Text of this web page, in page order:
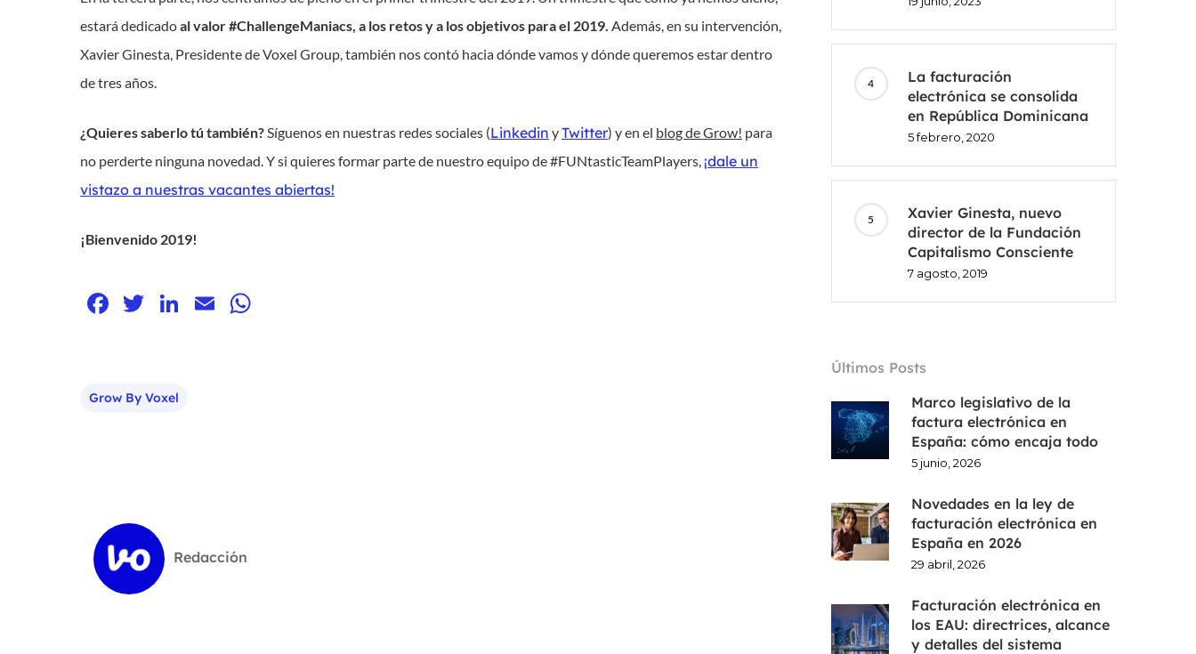
estará dedicadoal valor #ChallengeManiacs, a los retos y a los objetivos para el 2019. Además, en su intervención,
Xavier Ginesta, Presidente de Voxel Group, también nos contó hacia dónde vamos y dónde queremos estar dentro
de tres años.
¿Quieres saberlo tú también?Síguenos en nuestras redes sociales (Linkedin yTwitter) y en el blog de Grow! para
no perderte ninguna novedad. Y si quieres formar parte de nuestro equipo de #FUNtasticTeamPlayers,¡dale un
vistazo a nuestras vacantes abiertas!
¡Bienvenido 2019!
Facebook
Twitter
LinkedIn
Email
Grow By Voxel
Redacción
La facturación
electrónica se consolida
en República Dominicana
5 febrero, 2020
Xavier Ginesta, nuevo
director de la Fundación
Capitalismo Consciente
7 agosto, 2019
Últimos Posts
Marco legislativo de la
factura electrónica en
España: cómo encaja todo
5 junio, 2026
Novedades en la ley de
facturación electrónica en
España en 2026
29 abril, 2026
Facturación electrónica en
los EAU: directrices, alcance
y detalles del sistema